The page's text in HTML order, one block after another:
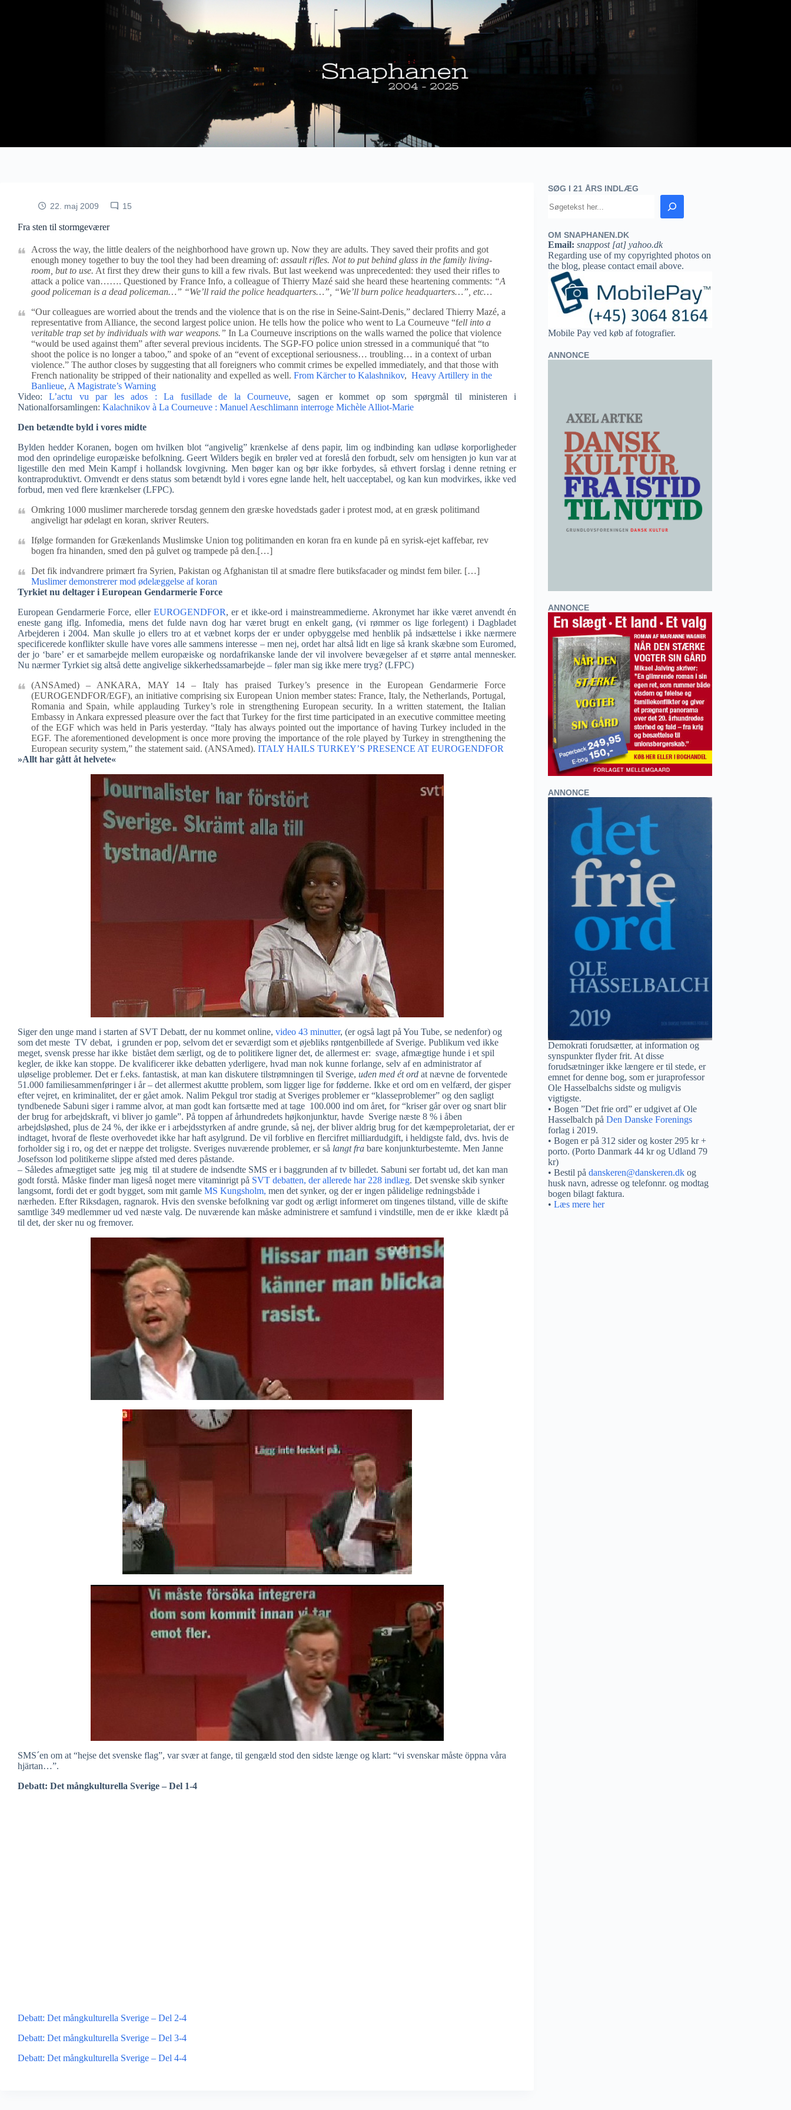
22. maj 2009 15
Fra sten til stormgeværer
Across the way, the little dealers of the neighborhood have grown up. Now they are adults. They saved their profits and got
enough money together to buy the tool they had been dreaming of: assault rifles. Not to put behind glass in the family living-
room, but to use. At first they drew their guns to kill a few rivals. But last weekend was unprecedented: they used their rifles to
attack a police van……. Questioned by France Info, a colleague of Thierry Mazé said she heard these heartening comments: “A
good policeman is a dead policeman…” “We’ll raid the police headquarters…”, “We’ll burn police headquarters…”, etc…
“Our colleagues are worried about the trends and the violence that is on the rise in Seine-Saint-Denis,” declared Thierry Mazé, a
representative from Alliance, the second largest police union. He tells how the police who went to La Courneuve “fell into a
veritable trap set by individuals with war weapons.” In La Courneuve inscriptions on the walls warned the police that violence
“would be used against them” after several previous incidents. The SGP-FO police union stressed in a communiqué that “to
shoot the police is no longer a taboo,” and spoke of an “event of exceptional seriousness… troubling… in a context of urban
violence.” The author closes by suggesting that all foreigners who commit crimes be expelled immediately, and that those with
French nationality be stripped of their nationality and expelled as well. From Kärcher to Kalashnikov, Heavy Artillery in the
Banlieue, A Magistrate’s Warning
Video:L’actu vu par les ados : La fusillade de la Courneuve, sagen er kommet op som spørgmål til ministeren i
Nationalforsamlingen: Kalachnikov à La Courneuve : Manuel Aeschlimann interroge Michèle Alliot-Marie
Den betændte byld i vores midte
Bylden hedder Koranen, bogen om hvilken blot “angivelig” krænkelse af dens papir, lim og indbinding kan udløse korporligheder
mod den oprindelige europæiske befolkning. Geert Wilders begik en brøler ved at foreslå den forbudt, selv om hensigten jo kun var at
ligestille den med Mein Kampf i hollandsk lovgivning. Men bøger kan og bør ikke forbydes, så ethvert forslag i denne retning er
kontraproduktivt. Omvendt er dens status som betændt byld i vores egne lande helt, helt uacceptabel, og kan kun modvirkes, ikke ved
forbud, men ved flere krænkelser (LFPC).
Omkring 1000 muslimer marcherede torsdag gennem den græske hovedstads gader i protest mod, at en græsk politimand
angiveligt har ødelagt en koran, skriver Reuters.
Ifølge formanden for Grækenlands Muslimske Union tog politimanden en koran fra en kunde på en syrisk-ejet kaffebar, rev
bogen fra hinanden, smed den på gulvet og trampede på den.[…]
Det fik indvandrere primært fra Syrien, Pakistan og Afghanistan til at smadre flere butiksfacader og mindst fem biler. […]
Muslimer demonstrerer mod ødelæggelse af koran
Tyrkiet nu deltager i European Gendarmerie Force
European Gendarmerie Force, eller EUROGENDFOR, er et ikke-ord i mainstreammedierne. Akronymet har ikke været anvendt én
eneste gang iflg. Infomedia, mens det fulde navn dog har været brugt en enkelt gang, (vi rømmer os lige forlegent) i Dagbladet
Arbejderen i 2004. Man skulle jo ellers tro at et væbnet korps der er under opbyggelse med henblik på indsættelse i ikke nærmere
specificerede konflikter skulle have vores alle sammens interesse – men nej, ordet har altså lidt en lige så krank skæbne som Euromed,
der jo ‘bare’ er et samarbejde mellem europæiske og nordafrikanske lande der vil involvere bevægelser af et større antal mennesker.
Nu nærmer Tyrkiet sig altså dette angivelige sikkerhedssamarbejde – føler man sig ikke mere tryg? (LFPC)
(ANSAmed) – ANKARA, MAY 14 – Italy has praised Turkey’s presence in the European Gendarmerie Force
(EUROGENDFOR/EGF), an initiative comprising six European Union member states: France, Italy, the Netherlands, Portugal,
Romania and Spain, while applauding Turkey’s role in strengthening European security. In a written statement, the Italian
Embassy in Ankara expressed pleasure over the fact that Turkey for the first time participated in an executive committee meeting
of the EGF which was held in Paris yesterday. “Italy has always pointed out the importance of having Turkey included in the
EGF. The aforementioned development is once more proving the importance of the role played by Turkey in strengthening the
European security system,” the statement said. (ANSAmed). ITALY HAILS TURKEY’S PRESENCE AT EUROGENDFOR
»Allt har gått åt helvete«
Siger den unge mand i starten af SVT Debatt, der nu kommet online, video 43 minutter, (er også lagt på You Tube, se nedenfor) og
som det meste TV debat, i grunden er pop, selvom det er seværdigt som et øjebliks røntgenbillede af Sverige. Publikum ved ikke
meget, svensk presse har ikke bistået dem særligt, og de to politikere ligner det, de allermest er: svage, afmægtige hunde i et spil
kegler, de ikke kan stoppe. De kvalificerer ikke debatten yderligere, hvad man nok kunne forlange, selv af en administrator af
uløselige problemer. Det er f.eks. fantastisk, at man kan diskutere tilstrømningen til Sverige, uden med ét ord at nævne de forventede
51.000 familiesammenføringer i år – det allermest akuttte problem, som ligger lige for fødderne. Ikke et ord om en velfærd, der gisper
efter vejret, en kriminalitet, der er gået amok. Nalim Pekgul tror stadig at Sveriges problemer er “klasseproblemer” og den sagligt
tyndbenede Sabuni siger i ramme alvor, at man godt kan fortsætte med at tage 100.000 ind om året, for “kriser går over og snart blir
der brug for arbejdskraft, vi bliver jo gamle”. På toppen af århundredets højkonjunktur, havde Sverige næste 8 % i åben
arbejdsløshed, plus de 24 %, der ikke er i arbejdsstyrken af andre grunde, så nej, der bliver aldrig brug for det kæmpeproletariat, der er
indtaget, hvoraf de fleste overhovedet ikke har haft asylgrund. De vil forblive en flercifret milliardudgift, i heldigste fald, dvs. hvis de
forholder sig i ro, og det er næppe det troligste. Sveriges nuværende problemer, er så langt fra bare konjunkturbestemte. Men Janne
Josefsson lod politikerne slippe afsted med deres påstande.
– Således afmægtiget satte jeg mig til at studere de indsendte SMS er i baggrunden af tv billedet. Sabuni ser fortabt ud, det kan man
godt forstå. Måske finder man ligeså noget mere vitaminrigt på SVT debatten, der allerede har 228 indlæg. Det svenske skib synker
langsomt, fordi det er godt bygget, som mit gamle MS Kungsholm, men det synker, og der er ingen pålidelige redningsbåde i
nærheden. Efter Riksdagen, ragnarok. Hvis den svenske befolkning var godt og ærligt informeret om tingenes tilstand, ville de skifte
samtlige 349 medlemmer ud ved næste valg. De nuværende kan måske administrere et samfund i vindstille, men de er ikke klædt på
til det, der sker nu og fremover.
SMS´en om at “hejse det svenske flag”, var svær at fange, til gengæld stod den sidste længe og klart: “vi svenskar måste öppna våra
hjärtan…”.
Debatt: Det mångkulturella Sverige – Del 1-4
Debatt: Det mångkulturella Sverige – Del 2-4
Debatt: Det mångkulturella Sverige – Del 3-4
Debatt: Det mångkulturella Sverige – Del 4-4
SØG I 21 ÅRS INDLÆG
OM SNAPHANEN.DK
Email: snappost [at] yahoo.dk
Regarding use of my copyrighted photos on
the blog, please contact email above.
Mobile Pay ved køb af fotografier.
ANNONCE
ANNONCE
ANNONCE
Demokrati forudsætter, at information og
synspunkter flyder frit. At disse
forudsætninger ikke længere er til stede, er
emnet for denne bog, som er juraprofessor
Ole Hasselbalchs sidste og muligvis
vigtigste.
• Bogen ”Det frie ord” er udgivet af Ole
Hasselbalch påDen Danske Forenings
forlag i 2019.
• Bogen er på 312 sider og koster 295 kr +
porto. (Porto Danmark 44 kr og Udland 79
kr)
• Bestil pådanskeren@danskeren.dk og
husk navn, adresse og telefonnr. og modtag
bogen bilagt faktura.
•Læs mere her